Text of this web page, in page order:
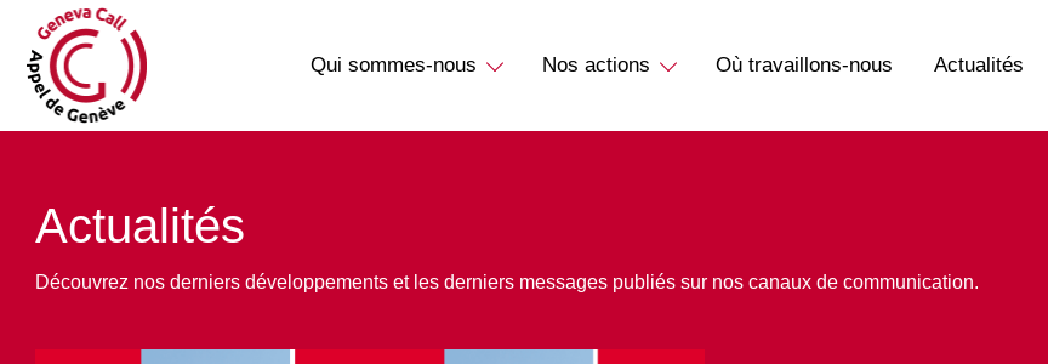
Qui sommes-nous Nos actions Où travaillons-nous Actualités
Actualités
Découvrez nos derniers développements et les derniers messages publiés sur nos canaux de communication.